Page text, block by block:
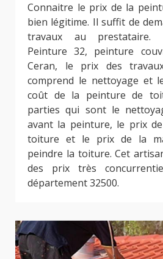
Connaitre le prix de la
bien légitime. Il suffit de
travaux au prestataire.
Peinture 32, peinture
Ceran, le prix des
comprend le nettoyage et
coût de la peinture de
parties qui sont le
avant la peinture, le prix
toiture et le prix de la
peindre la toiture. Cet
des prix très
département 32500.